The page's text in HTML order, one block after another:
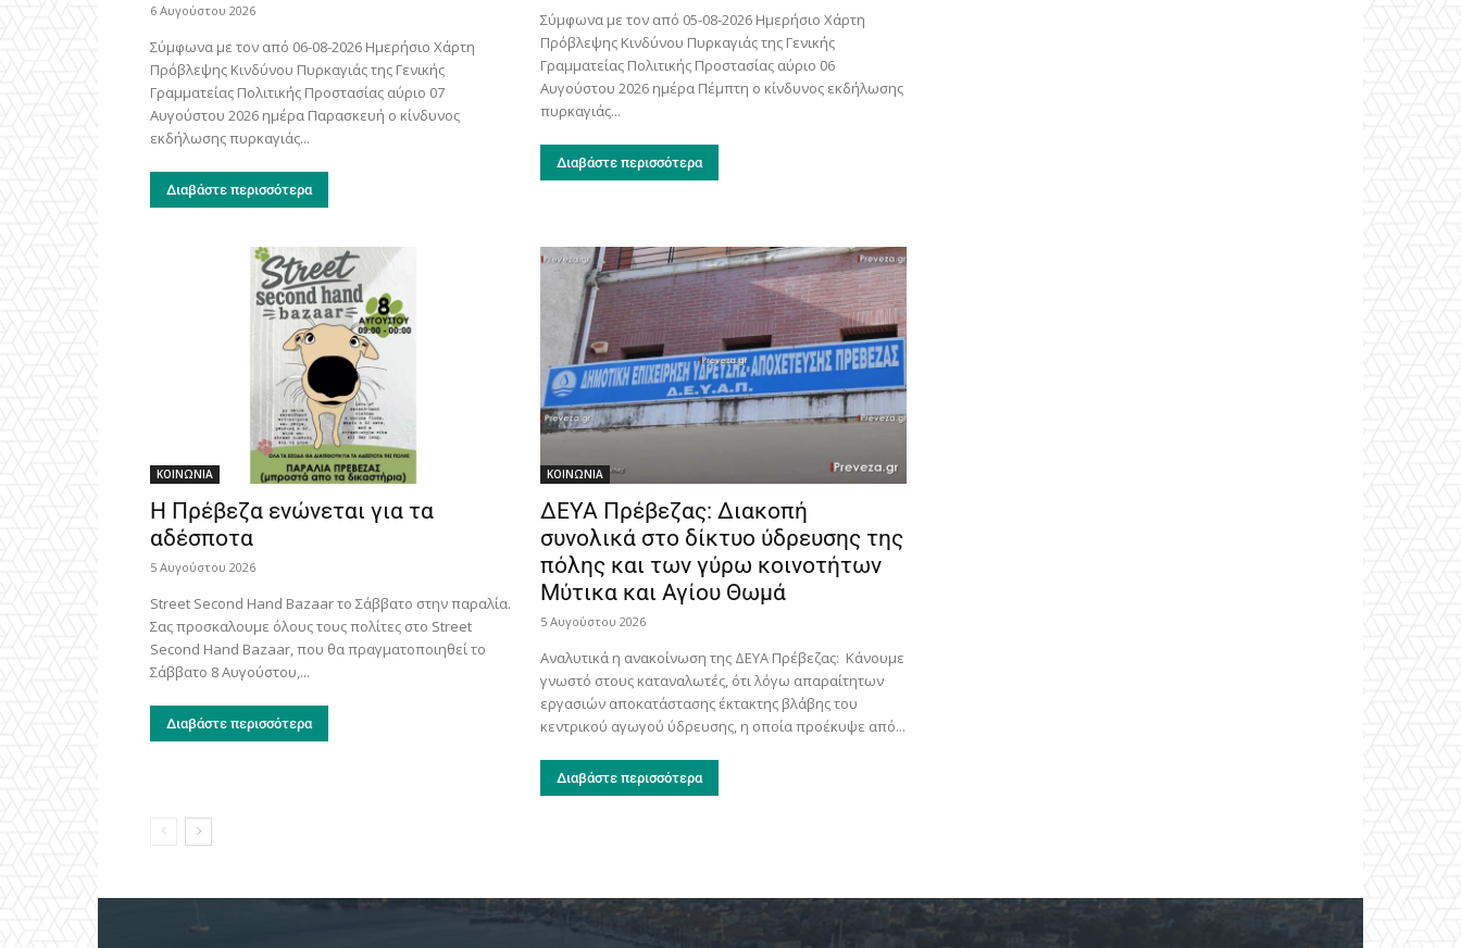
6 Αυγούστου 2026
Σύμφωνα με τον από 06-08-2026 Ημερήσιο Χάρτη
Πρόβλεψης Κινδύνου Πυρκαγιάς της Γενικής
Γραμματείας Πολιτικής Προστασίας αύριο 07
Αυγούστου 2026 ημέρα Παρασκευή ο κίνδυνος
εκδήλωσης πυρκαγιάς...
Διαβάστε περισσότερα
Σύμφωνα με τον από 05-08-2026 Ημερήσιο Χάρτη
Πρόβλεψης Κινδύνου Πυρκαγιάς της Γενικής
Γραμματείας Πολιτικής Προστασίας αύριο 06
Αυγούστου 2026 ημέρα Πέμπτη ο κίνδυνος εκδήλωσης
πυρκαγιάς...
Διαβάστε περισσότερα
ΚΟΙΝΩΝΙΑ
Η Πρέβεζα ενώνεται για τα
αδέσποτα
5 Αυγούστου 2026
Street Second Hand Bazaar το Σάββατο στην παραλία.
Σας προσκαλουμε όλους τους πολίτες στο Street
Second Hand Bazaar, που θα πραγματοποιηθεί το
Σάββατο 8 Αυγούστου,...
Διαβάστε περισσότερα
ΚΟΙΝΩΝΙΑ
ΔΕΥΑ Πρέβεζας: Διακοπή
συνολικά στο δίκτυο ύδρευσης της
πόλης και των γύρω κοινοτήτων
Μύτικα και Αγίου Θωμά
5 Αυγούστου 2026
Αναλυτικά η ανακοίνωση της ΔΕΥΑ Πρέβεζας: Κάνουμε
γνωστό στους καταναλωτές, ότι λόγω απαραίτητων
εργασιών αποκατάστασης έκτακτης βλάβης του
κεντρικού αγωγού ύδρευσης, η οποία προέκυψε από...
Διαβάστε περισσότερα